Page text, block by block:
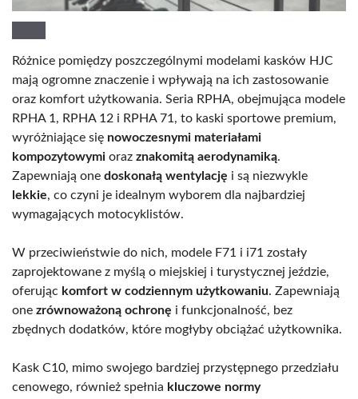
Różnice pomiędzy poszczególnymi modelami kasków HJC
mają ogromne znaczenie i wpływają na ich zastosowanie
oraz komfort użytkowania. Seria RPHA, obejmująca modele
RPHA 1, RPHA 12 i RPHA 71, to kaski sportowe premium,
wyróżniające się nowoczesnymi materiałami
kompozytowymi oraz znakomitą aerodynamiką.
Zapewniają one doskonałą wentylację i są niezwykle
lekkie, co czyni je idealnym wyborem dla najbardziej
wymagających motocyklistów.
W przeciwieństwie do nich, modele F71 i i71 zostały
zaprojektowane z myślą o miejskiej i turystycznej jeździe,
oferując komfort w codziennym użytkowaniu. Zapewniają
one zrównoważoną ochronę i funkcjonalność, bez
zbędnych dodatków, które mogłyby obciążać użytkownika.
Kask C10, mimo swojego bardziej przystępnego przedziału
cenowego, również spełnia kluczowe normy